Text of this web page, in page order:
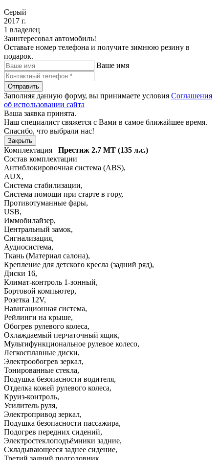
Серый
2017 г.
1 владелец
Заинтересовал автомобиль!
Оставьте номер телефона и получите зимнюю резину в
подарок.
Ваше имя
Отправить
Заполняя данную форму, вы принимаете условия Соглашения
об использовании сайта
Ваша заявка принята.
Наш специалист свяжется с Вами в самое ближайшее время.
Спасибо, что выбрали нас!
Закрыть
Комплектация Престиж 2.7 MT (135 л.с.)
Состав комплектации
Антиблокировочная система (ABS),
AUX,
Система стабилизации,
Система помощи при старте в гору,
Противотуманные фары,
USB,
Иммобилайзер,
Центральный замок,
Сигнализация,
Аудиосистема,
Ткань (Материал салона),
Крепление для детского кресла (задний ряд),
Диски 16,
Климат-контроль 1-зонный,
Бортовой компьютер,
Розетка 12V,
Навигационная система,
Рейлинги на крыше,
Обогрев рулевого колеса,
Охлаждаемый перчаточный ящик,
Мультифункциональное рулевое колесо,
Легкосплавные диски,
Электрообогрев зеркал,
Тонированные стекла,
Подушка безопасности водителя,
Отделка кожей рулевого колеса,
Круиз-контроль,
Усилитель руля,
Электропривод зеркал,
Подушка безопасности пассажира,
Подогрев передних сидений,
Электростеклоподъёмники задние,
Складывающееся заднее сидение,
Третий задний подголовник,